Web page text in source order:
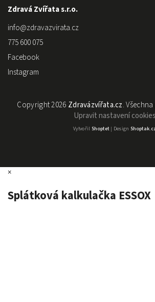
Zdravá Zvířata s.r.o.
info@zdravazvirata.cz
775 600 075
Facebook
Instagram
Copyright 2026 Zdravázvířata.cz.
Upravit nastavení cookies
Vytvořil Shoptet| Design
×
Splátková kalkulačka ESSOX